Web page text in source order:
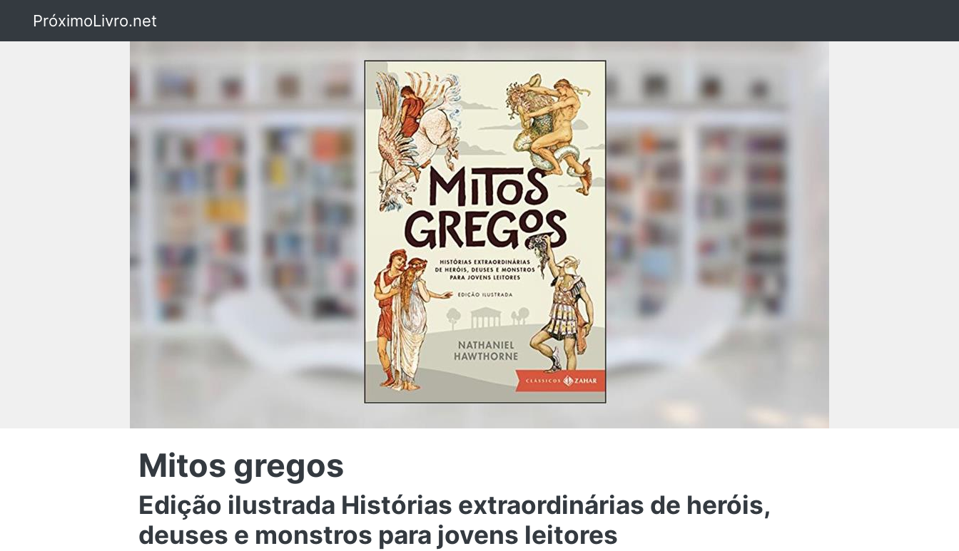
PróximoLivro.net
Mitos gregos
Edição ilustrada Histórias extraordinárias de heróis,
deuses e monstros para jovens leitores